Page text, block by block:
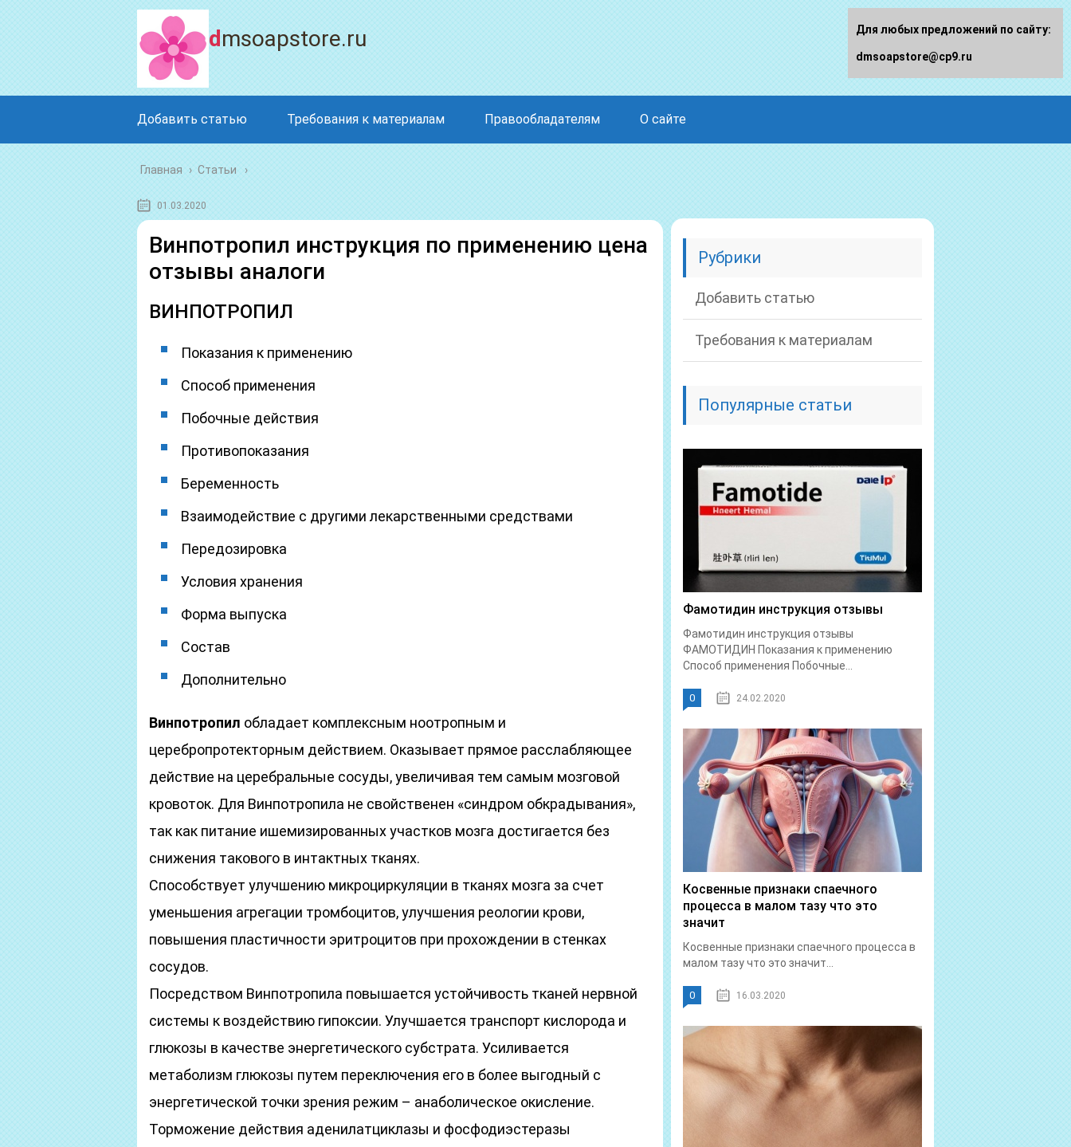
dmsoapstore.ru
Добавить статью Требования к материалам Правообладателям О сайте
Главная › Статьи
01.03.2020
Винпотропил инструкция по применению цена
отзывы аналоги
ВИНПОТРОПИЛ
Показания к применению
Способ применения
Побочные действия
Противопоказания
Беременность
Взаимодействие с другими лекарственными средствами
Передозировка
Условия хранения
Форма выпуска
Состав
Дополнительно
Винпотропил обладает комплексным ноотропным и
церебропротекторным действием. Оказывает прямое расслабляющее
действие на церебральные сосуды, увеличивая тем самым мозговой
кровоток. Для Винпотропила не свойственен «синдром обкрадывания»,
так как питание ишемизированных участков мозга достигается без
снижения такового в интактных тканях.
Способствует улучшению микроциркуляции в тканях мозга за счет
уменьшения агрегации тромбоцитов, улучшения реологии крови,
повышения пластичности эритроцитов при прохождении в стенках
сосудов.
Посредством Винпотропила повышается устойчивость тканей нервной
системы к воздействию гипоксии. Улучшается транспорт кислорода и
глюкозы в качестве энергетического субстрата. Усиливается
метаболизм глюкозы путем переключения его в более выгодный с
энергетической точки зрения режим – анаболическое окисление.
Торможение действия аденилатциклазы и фосфодиэстеразы
Рубрики
Добавить статью
Требования к материалам
Популярные статьи
Фамотидин инструкция отзывы
Фамотидин инструкция отзывы
ФАМОТИДИН Показания к применению
Способ применения Побочные...
0 24.02.2020
Косвенные признаки спаечного
процесса в малом тазу что это
значит
Косвенные признаки спаечного процесса в
малом тазу что это значит...
0 16.03.2020
Для любых предложений по сайту:
dmsoapstore@cp9.ru